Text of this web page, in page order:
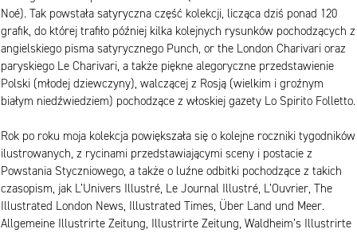
Noé). Tak powstała satyryczna część kolekcji, licząca dziś ponad 120
grafik, do której trafiło później kilka kolejnych rysunków pochodzących z
angielskiego pisma satyrycznego Punch, or the London Charivari oraz
paryskiego Le Charivari, a także piękne alegoryczne przedstawienie
Polski (młodej dziewczyny), walczącej z Rosją (wielkim i groźnym
białym niedźwiedziem) pochodzące z włoskiej gazety Lo Spirito Folletto.
Rok po roku moja kolekcja powiększała się o kolejne roczniki tygodników
ilustrowanych, z rycinami przedstawiającymi sceny i postacie z
Powstania Styczniowego, a także o luźne odbitki pochodzące z takich
czasopism, jak L’Univers Illustré, Le Journal Illustré, L’Ouvrier, The
Illustrated London News, Illustrated Times, Über Land und Meer.
Allgemeine Illustrirte Zeitung, Illustrirte Zeitung, Waldheim’s Illustrirte